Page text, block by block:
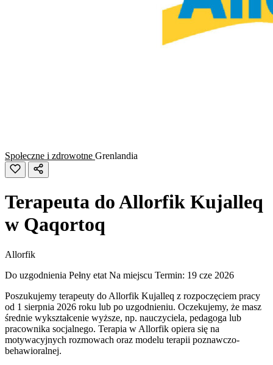
Społeczne i zdrowotne Grenlandia
Terapeuta do Allorfik Kujalleq
w Qaqortoq
Allorfik
Do uzgodnienia Pełny etat Na miejscu Termin: 19 cze 2026
Poszukujemy terapeuty do Allorfik Kujalleq z rozpoczęciem pracy
od 1 sierpnia 2026 roku lub po uzgodnieniu. Oczekujemy, że masz
średnie wykształcenie wyższe, np. nauczyciela, pedagoga lub
pracownika socjalnego. Terapia w Allorfik opiera się na
motywacyjnych rozmowach oraz modelu terapii poznawczo-
behawioralnej.